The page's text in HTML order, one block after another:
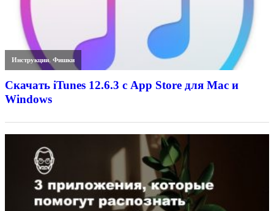
Инструкции,Фишки
Скачать iTunes 12.6.3 с App Store для Mac и
Windows